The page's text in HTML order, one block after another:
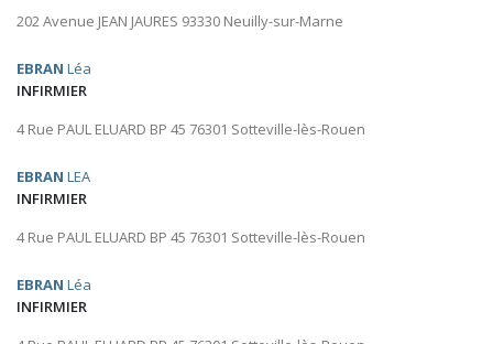
202 Avenue JEAN JAURES 93330 Neuilly-sur-Marne
EBRAN Léa
INFIRMIER
4 Rue PAUL ELUARD BP 45 76301 Sotteville-lès-Rouen
EBRAN LEA
INFIRMIER
4 Rue PAUL ELUARD BP 45 76301 Sotteville-lès-Rouen
EBRAN Léa
INFIRMIER